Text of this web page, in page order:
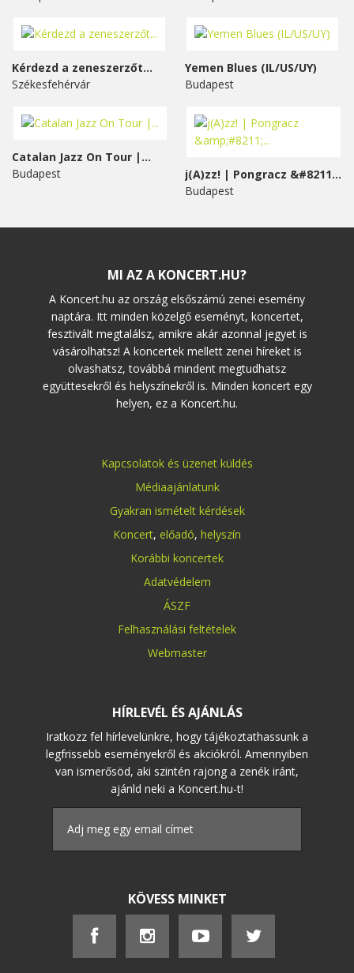
Kérdezd a zeneszerzőt...
Székesfehérvár
Yemen Blues (IL/US/UY)
Budapest
Catalan Jazz On Tour |...
Budapest
j(A)zz! | Pongracz &#8211;...
Budapest
MI AZ A KONCERT.HU?
A Koncert.hu az ország elsőszámú zenei esemény
naptára. Itt minden közelgő eseményt, koncertet,
fesztivált megtalálsz, amikre akár azonnal jegyet is
vásárolhatsz! A koncertek mellett zenei híreket is
olvashatsz, továbbá mindent megtudhatsz
együttesekről és helyszínekről is. Minden koncert egy
helyen, ez a Koncert.hu.
Kapcsolatok és üzenet küldés
Médiaajánlatunk
Gyakran ismételt kérdések
Koncert, előadó, helyszín
Korábbi koncertek
Adatvédelem
ÁSZF
Felhasználási feltételek
Webmaster
HÍRLEVÉL ÉS AJÁNLÁS
Iratkozz fel hírlevelünkre, hogy tájékoztathassunk a
legfrissebb eseményekről és akciókról. Amennyiben
van ismerősöd, aki szintén rajong a zenék iránt,
ajánld neki a Koncert.hu-t!
KÖVESS MINKET